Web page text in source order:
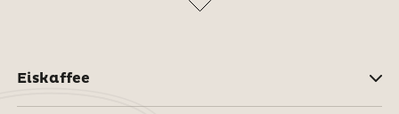
Eiskaffee